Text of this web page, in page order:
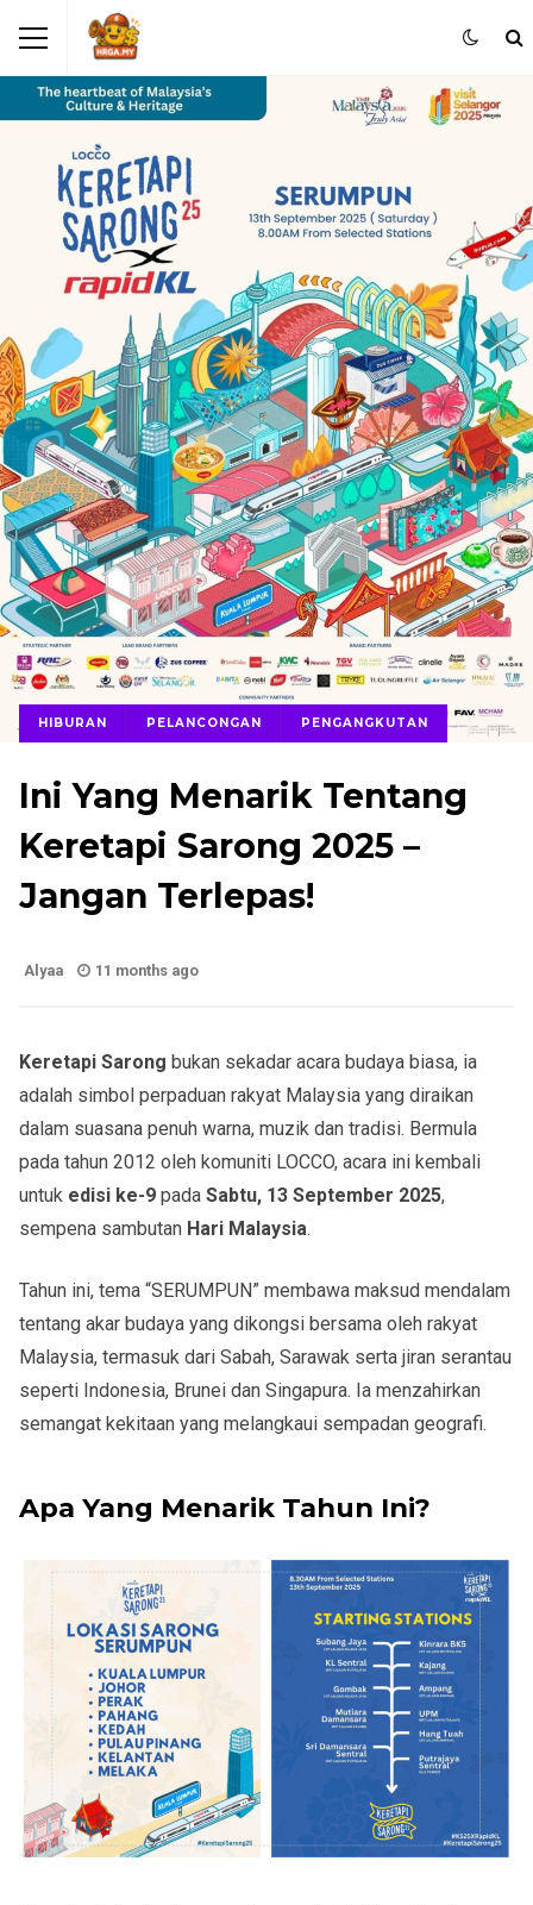
HIBURAN PELANCONGAN PENGANGKUTAN
Ini Yang Menarik Tentang
Keretapi Sarong 2025 –
Jangan Terlepas!
Alyaa 11 months ago
Keretapi Sarong bukan sekadar acara budaya biasa, ia
adalah simbol perpaduan rakyat Malaysia yang diraikan
dalam suasana penuh warna, muzik dan tradisi. Bermula
pada tahun 2012 oleh komuniti LOCCO, acara ini kembali
untuk edisi ke-9 pada Sabtu, 13 September 2025,
sempena sambutan Hari Malaysia.
Tahun ini, tema “SERUMPUN” membawa maksud mendalam
tentang akar budaya yang dikongsi bersama oleh rakyat
Malaysia, termasuk dari Sabah, Sarawak serta jiran serantau
seperti Indonesia, Brunei dan Singapura. Ia menzahirkan
semangat kekitaan yang melangkaui sempadan geografi.
Apa Yang Menarik Tahun Ini?